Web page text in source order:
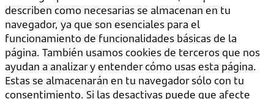
describen como necesarias se almacenan en tu
navegador, ya que son esenciales para el
funcionamiento de funcionalidades básicas de la
página. También usamos cookies de terceros que nos
ayudan a analizar y entender cómo usas esta página.
Estas se almacenarán en tu navegador sólo con tu
consentimiento. Si las desactivas puede que afecte